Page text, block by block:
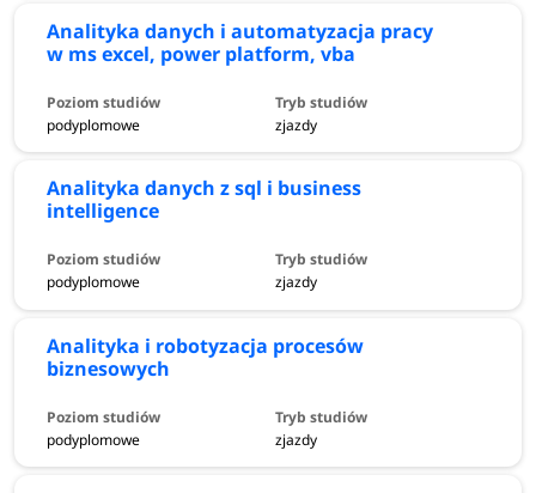
Analityka danych i automatyzacja pracy
w ms excel, power platform, vba
podyplomowe zjazdy
Analityka danych z sql i business
intelligence
podyplomowe zjazdy
Analityka i robotyzacja procesów
biznesowych
podyplomowe zjazdy